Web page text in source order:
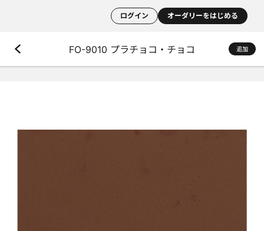
ログイン オーダリーをはじめる
FO-9010 プラチョコ・チョコ 追加